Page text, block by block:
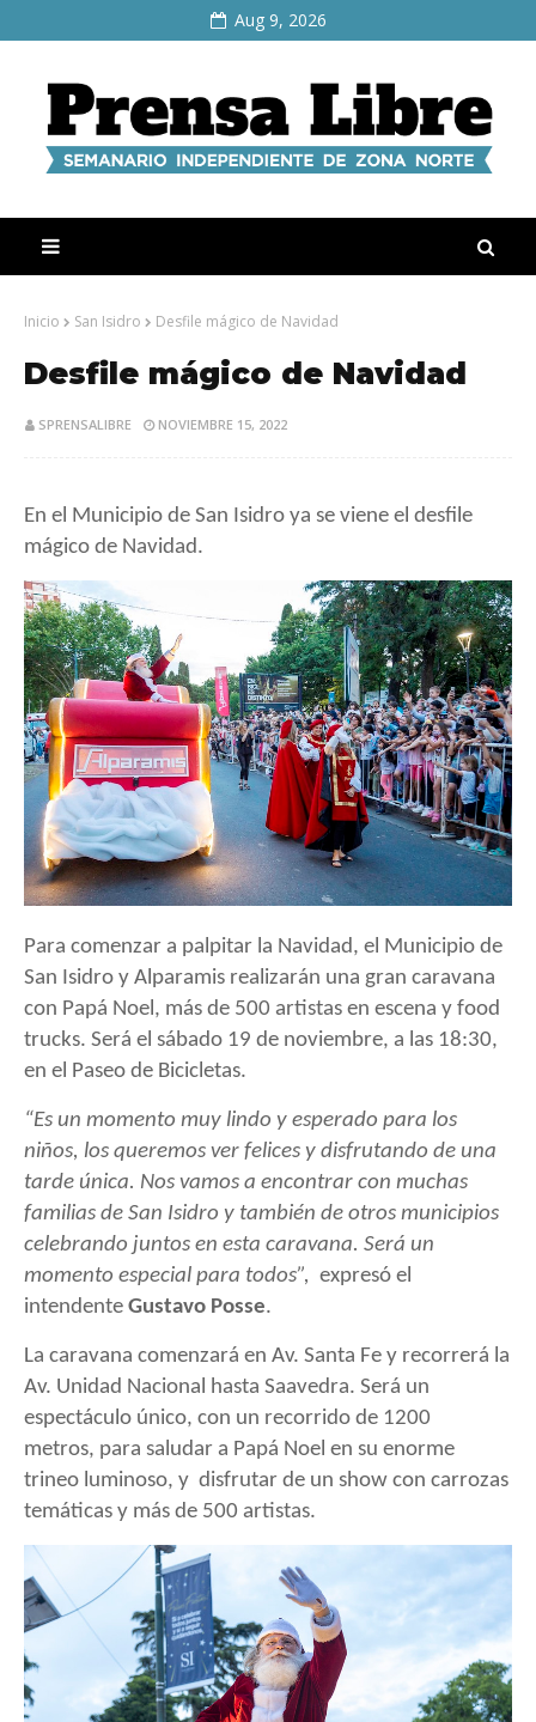
Aug 9, 2026
Inicio San Isidro Desfile mágico de Navidad
Desfile mágico de Navidad
SPRENSALIBRE NOVIEMBRE 15, 2022
En el Municipio de San Isidro ya se viene el desfile
mágico de Navidad.
Para comenzar a palpitar la Navidad, el Municipio de
San Isidro y Alparamis realizarán una gran caravana
con Papá Noel, más de 500 artistas en escena y food
trucks. Será el sábado 19 de noviembre, a las 18:30,
en el Paseo de Bicicletas.
“Es un momento muy lindo y esperado para los
niños, los queremos ver felices y disfrutando de una
tarde única. Nos vamos a encontrar con muchas
familias de San Isidro y también de otros municipios
celebrando juntos en esta caravana. Será un
momento especial para todos”, expresó el
intendente Gustavo Posse.
La caravana comenzará en Av. Santa Fe y recorrerá la
Av. Unidad Nacional hasta Saavedra. Será un
espectáculo único, con un recorrido de 1200
metros, para saludar a Papá Noel en su enorme
trineo luminoso, y disfrutar de un show con carrozas
temáticas y más de 500 artistas.